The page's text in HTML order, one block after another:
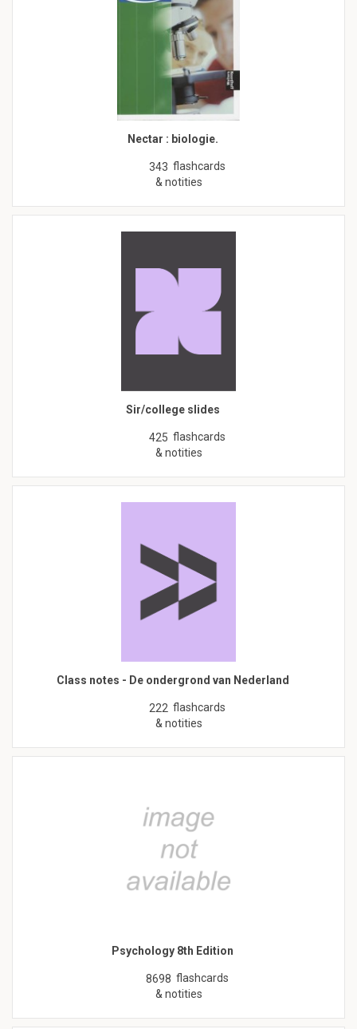
Nectar : biologie.
343 flashcards
& notities
Sir/college slides
425 flashcards
& notities
Class notes - De ondergrond van Nederland
222 flashcards
& notities
Psychology 8th Edition
8698 flashcards
& notities